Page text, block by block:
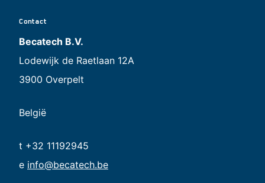
Contact
Becatech B.V.
Lodewijk de Raetlaan 12A
3900 Overpelt
België
t +32 11192945
e info@becatech.be